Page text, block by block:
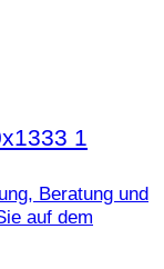
Beratung und
auf dem